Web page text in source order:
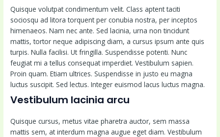
Quisque volutpat condimentum velit. Class aptent taciti
sociosqu ad litora torquent per conubia nostra, per inceptos
himenaeos. Nam nec ante. Sed lacinia, urna non tincidunt
mattis, tortor neque adipiscing diam, a cursus ipsum ante quis
turpis. Nulla facilisi. Ut fringilla. Suspendisse potenti. Nunc
feugiat mi a tellus consequat imperdiet. Vestibulum sapien.
Proin quam. Etiam ultrices. Suspendisse in justo eu magna
luctus suscipit. Sed lectus. Integer euismod lacus luctus magna.
Vestibulum lacinia arcu
Quisque cursus, metus vitae pharetra auctor, sem massa
mattis sem, at interdum magna augue eget diam. Vestibulum